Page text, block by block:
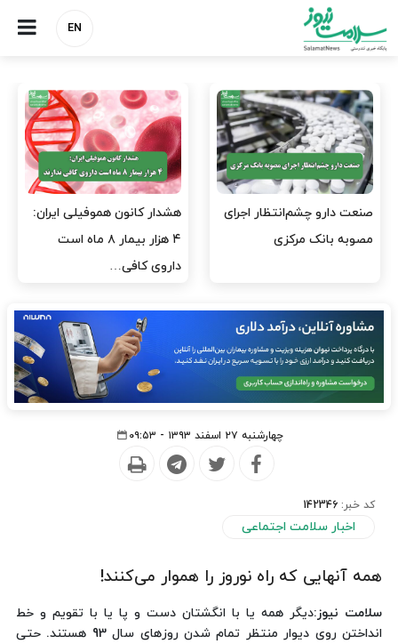
EN
هشدار کانون هموفیلی ایران:
۴ هزار بیمار ۸ ماه است
نسخه وزارت بهداشت برای
مهار پزشک‌نماهای
اینستاگرامی/ احراز هویت…
چهارشنبه ۲۷ اسفند ۱۳۹۳ - ۰۹:۵۳
کد خبر: 142346
اخبار سلامت اجتماعی
همه آنهایی كه راه نوروز را هموار می‌كنند!
سلامت نیوز:دیگر همه یا با انگشتان دست و پا یا با تقویم و خط
انداختن روی دیوار منتظر تمام شدن روزهای سال 93 هستند. حتی